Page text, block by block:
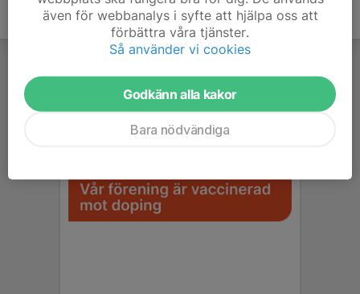
även för webbanalys i syfte att hjälpa oss att
förbättra våra tjänster.
Så använder vi cookies
Godkänn alla kakor
Bara nödvändiga